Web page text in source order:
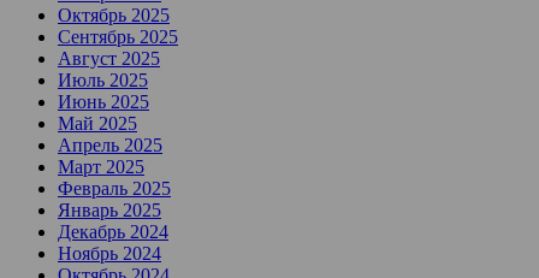
Октябрь 2025
Сентябрь 2025
Август 2025
Июль 2025
Июнь 2025
Май 2025
Апрель 2025
Март 2025
Февраль 2025
Январь 2025
Декабрь 2024
Ноябрь 2024